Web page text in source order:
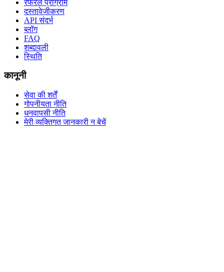
रेफरल प्रोग्राम
दस्तावेजीकरण
API संदर्भ
ब्लॉग
FAQ
शब्दावली
स्थिति
कानूनी
सेवा की शर्तें
गोपनीयता नीति
धनवापसी नीति
मेरी व्यक्तिगत जानकारी न बेचें